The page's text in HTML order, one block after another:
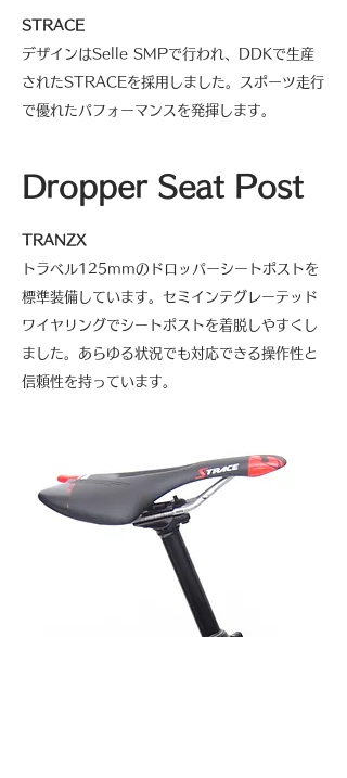
STRACE
デザインはSelle SMPで行われ、DDKで生産
されたSTRACEを採用しました。スポーツ走行
で優れたパフォーマンスを発揮します。
Dropper Seat Post
TRANZX
トラベル125mmのドロッパーシートポストを
標準装備しています。セミインテグレーテッド
ワイヤリングでシートポストを着脱しやすくし
ました。あらゆる状況でも対応できる操作性と
信頼性を持っています。